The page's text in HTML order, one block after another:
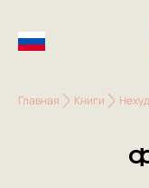
Главная Книги